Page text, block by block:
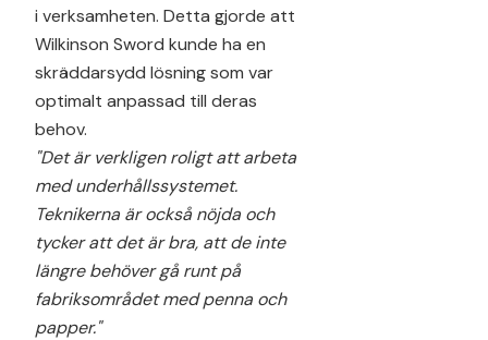
i verksamheten. Detta gjorde att
Wilkinson Sword kunde ha en
skräddarsydd lösning som var
optimalt anpassad till deras
behov.
"Det är verkligen roligt att arbeta
med underhållssystemet.
Teknikerna är också nöjda och
tycker att det är bra, att de inte
längre behöver gå runt på
fabriksområdet med penna och
papper."